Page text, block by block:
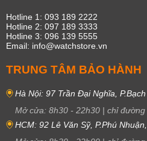
Hotline 1: 093 189 2222
Hotline 2: 097 189 3333
Hotline 3: 096 139 5555
Email: info@watchstore.vn
TRUNG TÂM BẢO HÀNH
Hà Nội: 97 Trần Đại Nghĩa,
Mở cửa: 8h30 - 22h30 | chỉ đường
HCM: 92 Lê Văn Sỹ, P.Phú